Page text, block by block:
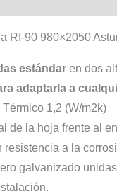
Rf-90 980×2050
estándar en dos
adaptarla a
1,2 (W/m2k)
de la hoja frente al
resistencia a la
galvanizado